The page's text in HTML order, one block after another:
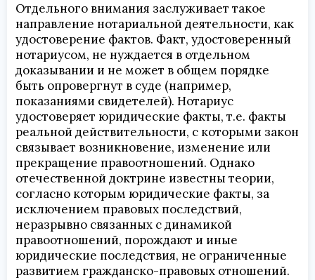
Отдельного внимания заслуживает такое
направление нотариальной деятельности, как
удостоверение фактов. Факт, удостоверенный
нотариусом, не нуждается в отдельном
доказывании и не может в общем порядке
быть опровергнут в суде (например,
показаниями свидетелей). Нотариус
удостоверяет юридические факты, т.е. факты
реальной действительности, с которыми закон
связывает возникновение, изменение или
прекращение правоотношений. Однако
отечественной доктрине известны теории,
согласно которым юридические факты, за
исключением правовых последствий,
неразрывно связанных с динамикой
правоотношений, порождают и иные
юридические последствия, не ограниченные
развитием гражданско-правовых отношений.